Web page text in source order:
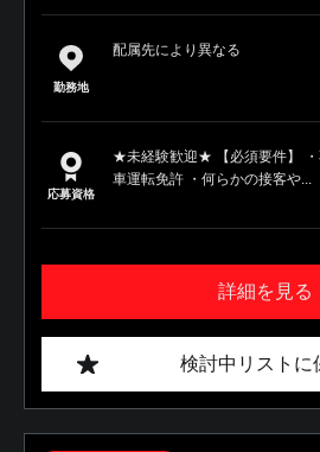
勤務地
配属先により異なる
応募資格
★未経験歓迎★ 【必須要件】 ・
車運転免許 ・何らかの接客や...
詳細を見る
検討中リストに